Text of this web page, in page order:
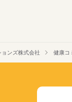
ンズ株式会社 健康コ